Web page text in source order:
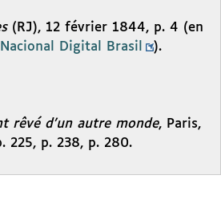
(RJ), 12 février 1844, p. 4 (en
Digital Brasil ).
rêvé d’un autre monde, Paris,
225, p. 238, p. 280.